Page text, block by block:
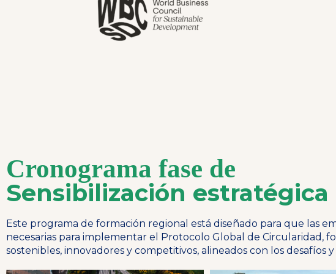
Cronograma fase de
Sensibilización estratégica
Este programa de formación regional está diseñado para que las
necesarias para implementar el Protocolo Global de Circularidad,
sostenibles, innovadores y competitivos, alineados con los